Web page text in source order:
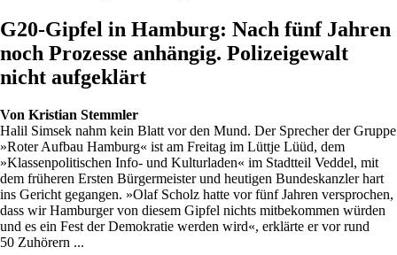
G20-Gipfel in Hamburg: Nach fünf Jahren
noch Prozesse anhängig. Polizeigewalt
nicht aufgeklärt
Von Kristian Stemmler
Halil Simsek nahm kein Blatt vor den Mund. Der Sprecher der Gruppe
»Roter Aufbau Hamburg« ist am Freitag im Lüttje Lüüd, dem
»Klassenpolitischen Info- und Kulturladen« im Stadtteil Veddel, mit
dem früheren Ersten Bürgermeister und heutigen Bundeskanzler hart
ins Gericht gegangen. »Olaf Scholz hatte vor fünf Jahren versprochen,
dass wir Hamburger von diesem Gipfel nichts mitbekommen würden
und es ein Fest der Demokratie werden wird«, erklärte er vor rund
50 Zuhörern ...